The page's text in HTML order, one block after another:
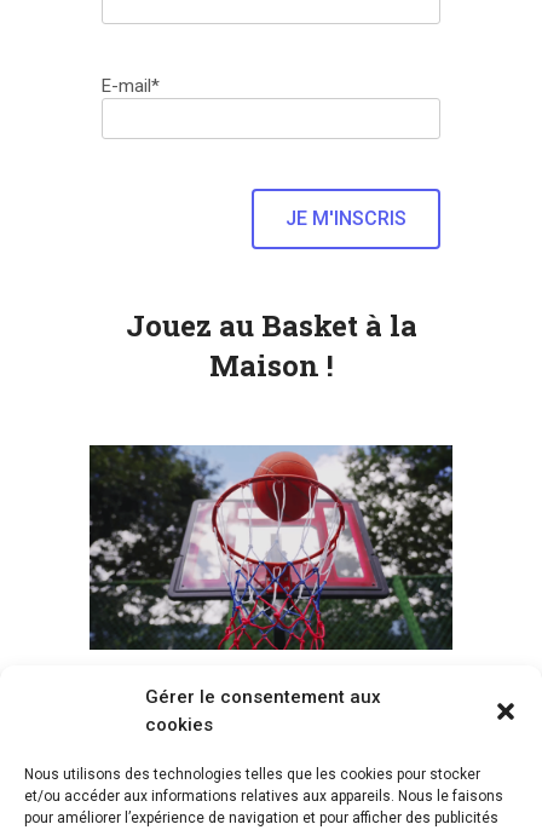
Gérer le consentement aux
cookies
Nous utilisons des technologies telles que les cookies pour stocker
et/ou accéder aux informations relatives aux appareils. Nous le faisons
pour améliorer l’expérience de navigation et pour afficher des publicités
E-mail*
Jouez au Basket à la
Maison !
Voir tous les paniers